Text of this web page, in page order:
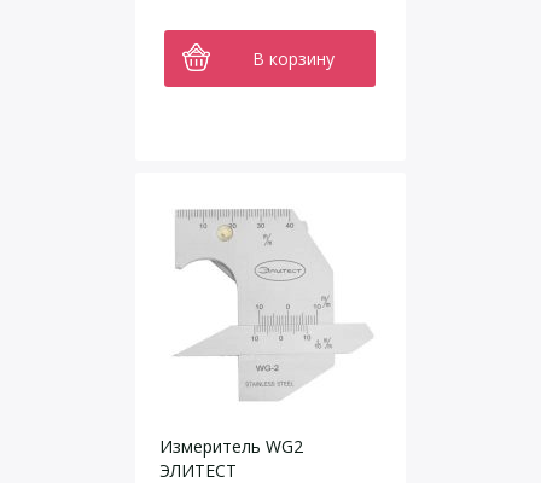
В корзину
Измеритель WG2
ЭЛИТЕСТ